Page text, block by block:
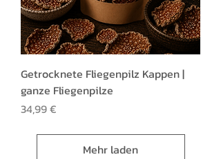
Getrocknete Fliegenpilz Kappen |
ganze Fliegenpilze
Preis
34,99 €
Mehr laden